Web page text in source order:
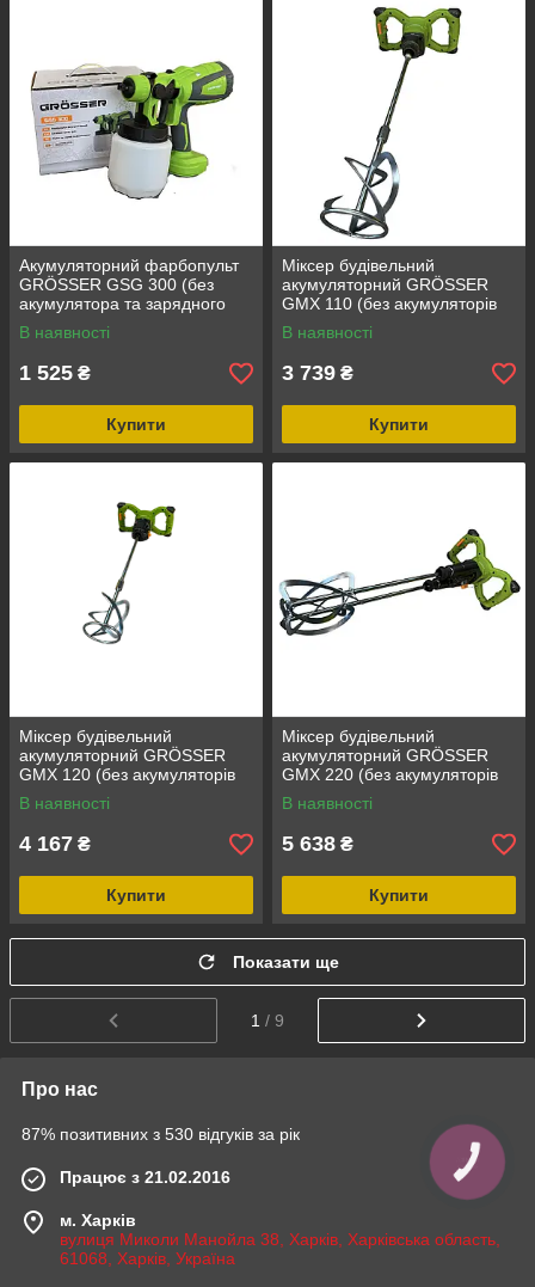
Акумуляторний фарбопульт
GRÖSSER GSG 300 (без
акумулятора та зарядного
пристрою)
В наявності
1 525 ₴
Купити
Міксер будівельний
акумуляторний GRÖSSER
GMX 110 (без акумуляторів
та зарядного пристрою)
В наявності
3 739 ₴
Купити
Міксер будівельний
акумуляторний GRÖSSER
GMX 120 (без акумуляторів
та зарядного пристрою)
В наявності
4 167 ₴
Купити
Міксер будівельний
акумуляторний GRÖSSER
GMX 220 (без акумуляторів
та зарядного пристрою)
В наявності
5 638 ₴
Купити
Показати ще
1 / 9
Про нас
87% позитивних з 530 відгуків за рік
Працює з 21.02.2016
м. Харків
вулиця Миколи Манойла 38, Харків, Харківська область,
61068, Харків, Україна